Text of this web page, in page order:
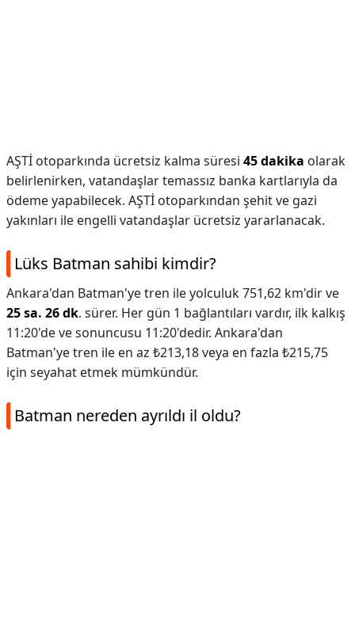
AŞTİ otoparkında ücretsiz kalma süresi 45 dakika olarak
belirlenirken, vatandaşlar temassız banka kartlarıyla da
ödeme yapabilecek. AŞTİ otoparkından şehit ve gazi
yakınları ile engelli vatandaşlar ücretsiz yararlanacak.
Lüks Batman sahibi kimdir?
Ankara'dan Batman'ye tren ile yolculuk 751,62 km'dir ve
25 sa. 26 dk. sürer. Her gün 1 bağlantıları vardır, ilk kalkış
11:20'de ve sonuncusu 11:20'dedir. Ankara'dan
Batman'ye tren ile en az ₺213,18 veya en fazla ₺215,75
için seyahat etmek mümkündür.
Batman nereden ayrıldı il oldu?